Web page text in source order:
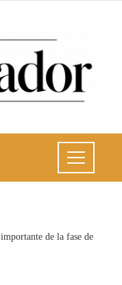
de la fase de